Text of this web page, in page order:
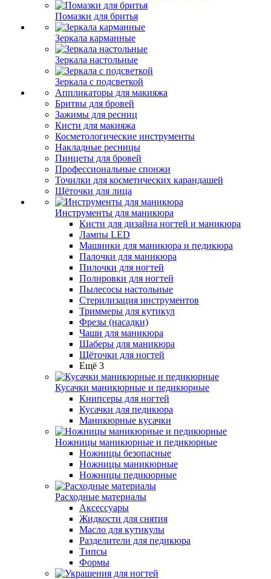
Помазки для бритья
Зеркала карманные
Зеркала настольные
Зеркала с подсветкой
Аппликаторы для макияжа
Бритвы для бровей
Зажимы для ресниц
Кисти для макияжа
Косметологические инструменты
Накладные ресницы
Пинцеты для бровей
Профессиональные спонжи
Точилки для косметических карандашей
Щёточки для лица
Инструменты для маникюра
Кисти для дизайна ногтей и маникюра
Лампы LED
Машинки для маникюра и педикюра
Палочки для маникюра
Пилочки для ногтей
Полировки для ногтей
Пылесосы настольные
Стерилизация инструментов
Триммеры для кутикул
Фрезы (насадки)
Чаши для маникюра
Шаберы для маникюра
Щёточки для ногтей
Ещё 3
Кусачки маникюрные и педикюрные
Книпсеры для ногтей
Кусачки для педикюра
Маникюрные кусачки
Ножницы маникюрные и педикюрные
Ножницы безопасные
Ножницы маникюрные
Ножницы педикюрные
Расходные материалы
Аксессуары
Жидкости для снятия
Масло для кутикулы
Разделители для педикюра
Типсы
Формы